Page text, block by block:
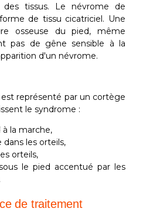
des tissus. Le névrome de
de tissu cicatriciel. Une
osseuse du pied, même
pas de gêne sensible à la
d'un névrome.
représenté par un cortège
le syndrome :
la marche,
les orteils,
orteils,
le pied accentué par les
de traitement